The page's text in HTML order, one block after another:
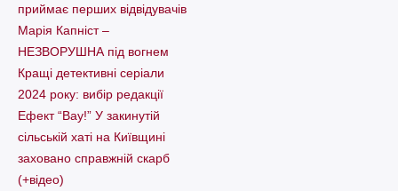
приймає перших відвідувачів
Марія Капніст –
НЕЗВОРУШНА під вогнем
Кращі детективні серіали
2024 року: вибір редакції
Ефект “Вау!” У закинутій
сільській хаті на Київщині
заховано справжній скарб
(+відео)